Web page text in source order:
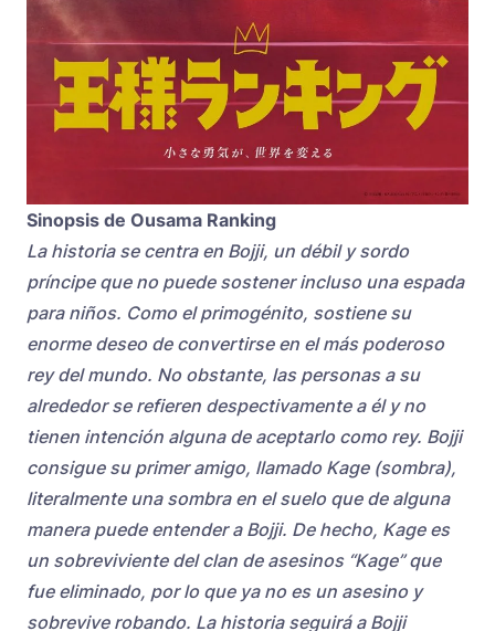
Sinopsis de Ousama Ranking
La historia se centra en Bojji, un débil y sordo
príncipe que no puede sostener incluso una espada
para niños. Como el primogénito, sostiene su
enorme deseo de convertirse en el más poderoso
rey del mundo. No obstante, las personas a su
alrededor se refieren despectivamente a él y no
tienen intención alguna de aceptarlo como rey. Bojji
consigue su primer amigo, llamado Kage (sombra),
literalmente una sombra en el suelo que de alguna
manera puede entender a Bojji. De hecho, Kage es
un sobreviviente del clan de asesinos “Kage” que
fue eliminado, por lo que ya no es un asesino y
sobrevive robando. La historia seguirá a Bojji